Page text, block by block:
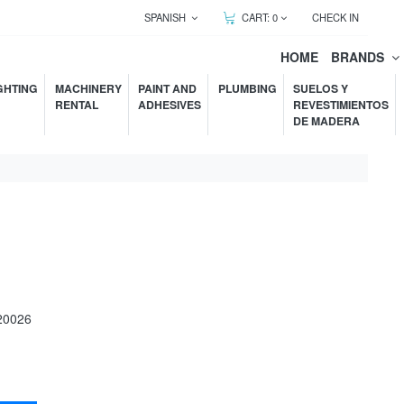
SPANISH CART:0 CHECK IN
HOME BRANDS
MACHINERY
RENTAL
PAINT AND
ADHESIVES
PLUMBING
SUELOS Y
REVESTIMIENTOS
DE MADERA